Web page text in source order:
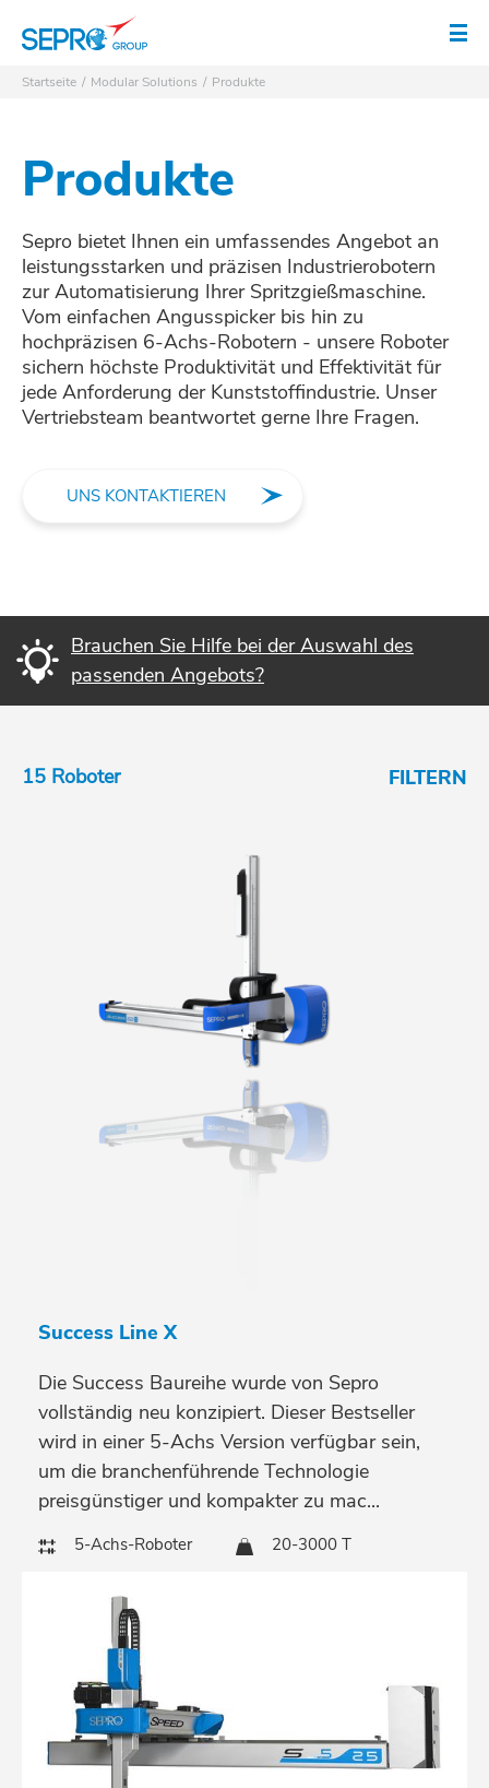
Startseite Modular Solutions Produkte
Produkte
Sepro bietet Ihnen ein umfassendes Angebot an
leistungsstarken und präzisen Industrierobotern
zur Automatisierung Ihrer Spritzgießmaschine.
Vom einfachen Angusspicker bis hin zu
hochpräzisen 6-Achs-Robotern - unsere Roboter
sichern höchste Produktivität und Effektivität für
jede Anforderung der Kunststoffindustrie. Unser
Vertriebsteam beantwortet gerne Ihre Fragen.
UNS KONTAKTIEREN
Brauchen Sie Hilfe bei der Auswahl des
passenden Angebots?
15 Roboter FILTERN
Success Line X
Die Success Baureihe wurde von Sepro
vollständig neu konzipiert. Dieser Bestseller
wird in einer 5-Achs Version verfügbar sein,
um die branchenführende Technologie
preisgünstiger und kompakter zu mac...
5-Achs-Roboter 20-3000 T